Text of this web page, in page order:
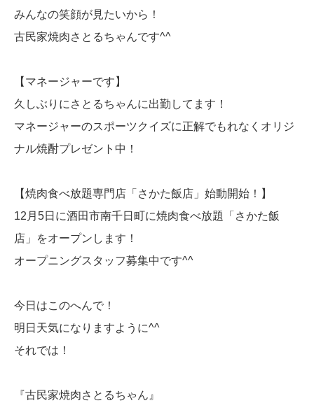
みんなの笑顔が見たいから！
古民家焼肉さとるちゃんです^^
【マネージャーです】
久しぶりにさとるちゃんに出勤してます！
マネージャーのスポーツクイズに正解でもれなくオリジ
ナル焼酎プレゼント中！
【焼肉食べ放題専門店「さかた飯店」始動開始！】
12月5日に酒田市南千日町に焼肉食べ放題「さかた飯
店」をオープンします！
オープニングスタッフ募集中です^^
今日はこのへんで！
明日天気になりますように^^
それでは！
『古民家焼肉さとるちゃん』